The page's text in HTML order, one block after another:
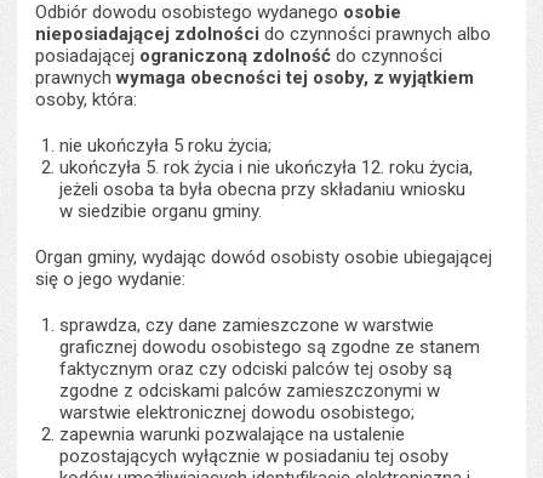
Odbiór dowodu osobistego wydanego osobie
nieposiadającej zdolności do czynności prawnych albo
posiadającej ograniczoną zdolność do czynności
prawnych wymaga obecności tej osoby, z wyjątkiem
osoby, która:
nie ukończyła 5 roku życia;
ukończyła 5. rok życia i nie ukończyła 12. roku życia,
jeżeli osoba ta była obecna przy składaniu wniosku
w siedzibie organu gminy.
Organ gminy, wydając dowód osobisty osobie ubiegającej
się o jego wydanie:
sprawdza, czy dane zamieszczone w warstwie
graficznej dowodu osobistego są zgodne ze stanem
faktycznym oraz czy odciski palców tej osoby są
zgodne z odciskami palców zamieszczonymi w
warstwie elektronicznej dowodu osobistego;
zapewnia warunki pozwalające na ustalenie
pozostających wyłącznie w posiadaniu tej osoby